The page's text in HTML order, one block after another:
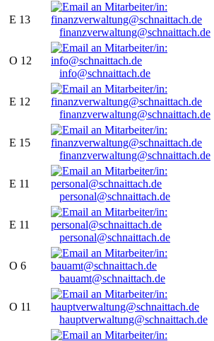
E 13
finanzverwaltung@schnaittach.de
O 12
info@schnaittach.de
E 12
finanzverwaltung@schnaittach.de
E 15
finanzverwaltung@schnaittach.de
E 11
personal@schnaittach.de
E 11
personal@schnaittach.de
O 6
bauamt@schnaittach.de
O 11
hauptverwaltung@schnaittach.de